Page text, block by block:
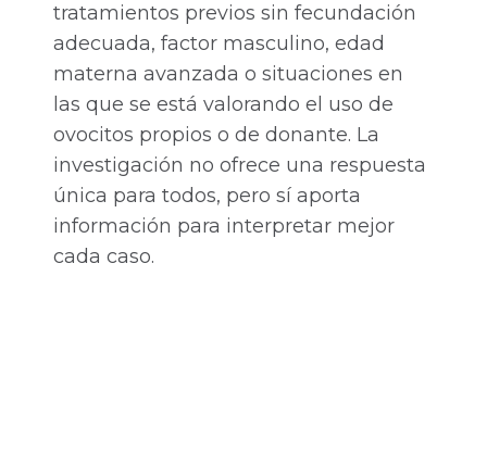
tratamientos previos sin fecundación
adecuada, factor masculino, edad
materna avanzada o situaciones en
las que se está valorando el uso de
ovocitos propios o de donante. La
investigación no ofrece una respuesta
única para todos, pero sí aporta
información para interpretar mejor
cada caso.